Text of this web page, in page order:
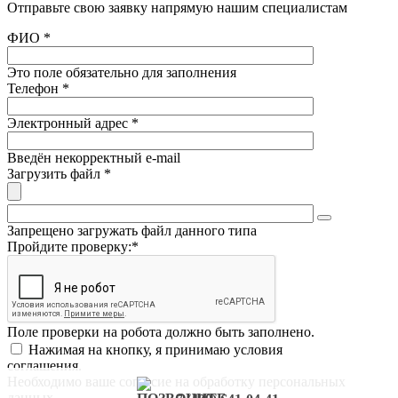
Пробковая крошка
Песок
Подогрев футбольного поля
Заливка катков
Обслуживание катков
Отправьте свою заявку напрямую нашим специалистам
ФИО *
Это поле обязательно для заполнения
Телефон *
Электронный адрес *
Введён некорректный e-mail
Загрузить файл *
Запрещено загружать файл данного типа
Пройдите проверку:*
Поле проверки на робота должно быть заполнено.
Нажимая на кнопку, я принимаю условия
соглашения.
Необходимо ваше согласие на обработку персональных